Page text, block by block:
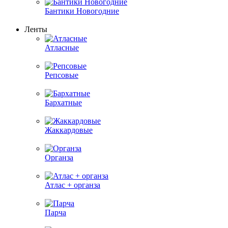
Бантики Новогодние
Ленты
Атласные
Репсовые
Бархатные
Жаккардовые
Органза
Атлас + органза
Парча